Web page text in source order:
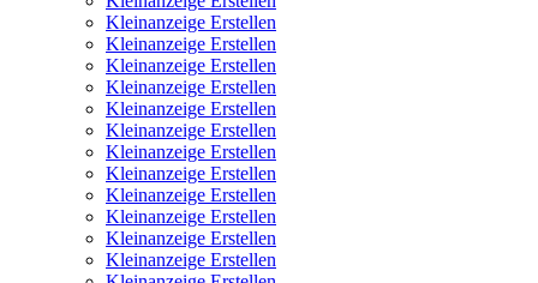
Kleinanzeige Erstellen
Kleinanzeige Erstellen
Kleinanzeige Erstellen
Kleinanzeige Erstellen
Kleinanzeige Erstellen
Kleinanzeige Erstellen
Kleinanzeige Erstellen
Kleinanzeige Erstellen
Kleinanzeige Erstellen
Kleinanzeige Erstellen
Kleinanzeige Erstellen
Kleinanzeige Erstellen